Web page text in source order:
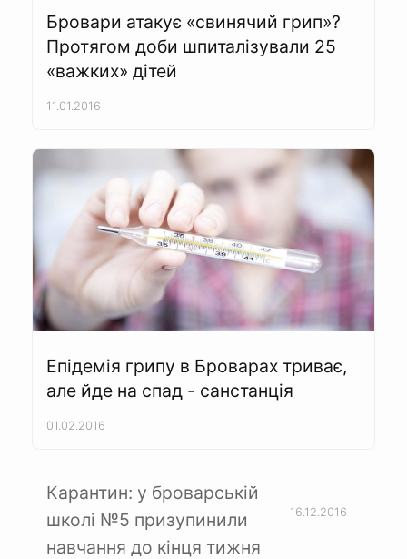
Бровари атакує «свинячий грип»?
Протягом доби шпиталізували 25
«важких» дітей
11.01.2016
Епідемія грипу в Броварах триває,
але йде на спад - санстанція
01.02.2016
Карантин: у броварській
школі №5 призупинили
навчання до кінця тижня
16.12.2016